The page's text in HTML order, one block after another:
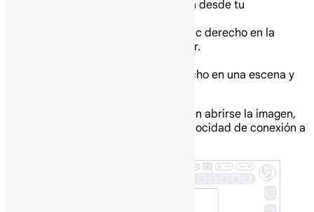
Para copiar y pegar una imagen desde tu
En tu computadora haz clic derecho en la
imagen que quieres añadir.
En tu video, haz clic derecho en una escena y
Consejo: Puede tardar un momento en abrirse la imagen,
según el tamaño de la imagen y la velocidad de conexión a